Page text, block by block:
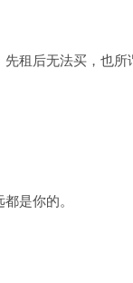
租后无法买，也所
是你的。